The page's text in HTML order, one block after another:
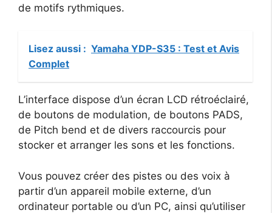
de motifs rythmiques.
Lisez aussi : Yamaha YDP-S35 : Test et Avis
Complet
L’interface dispose d’un écran LCD rétroéclairé,
de boutons de modulation, de boutons PADS,
de Pitch bend et de divers raccourcis pour
stocker et arranger les sons et les fonctions.
Vous pouvez créer des pistes ou des voix à
partir d’un appareil mobile externe, d’un
ordinateur portable ou d’un PC, ainsi qu’utiliser